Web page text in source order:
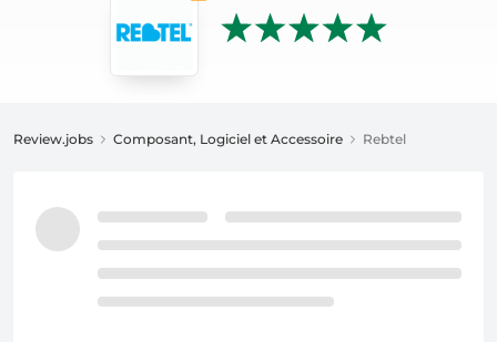
Review.jobs Composant, Logiciel et Accessoire Rebtel